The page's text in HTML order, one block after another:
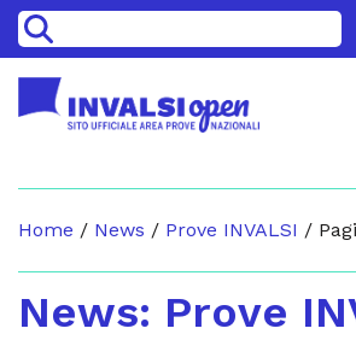
>
Home / News / Prove INVALSI /
Prove